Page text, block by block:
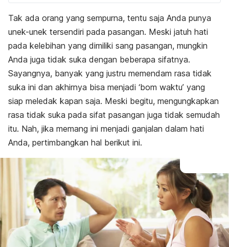
Tak ada orang yang sempurna, tentu saja Anda punya
unek-unek tersendiri pada pasangan. Meski jatuh hati
pada kelebihan yang dimiliki sang pasangan, mungkin
Anda juga tidak suka dengan beberapa sifatnya.
Sayangnya, banyak yang justru memendam rasa tidak
suka ini dan akhirnya bisa menjadi ‘bom waktu’ yang
siap meledak kapan saja. Meski begitu, mengungkapkan
rasa tidak suka pada sifat pasangan juga tidak semudah
itu. Nah, jika memang ini menjadi ganjalan dalam hati
Anda, pertimbangkan hal berikut ini.